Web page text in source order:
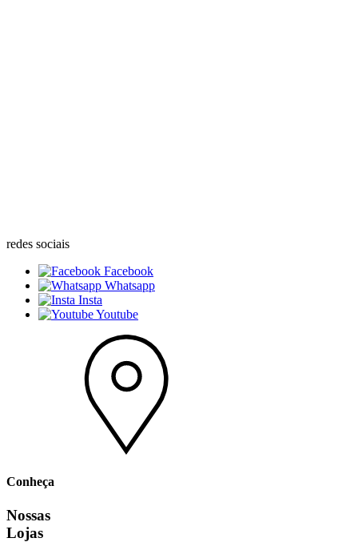
redes sociais
Facebook
Whatsapp
Insta
Youtube
Conheça
Nossas
Lojas